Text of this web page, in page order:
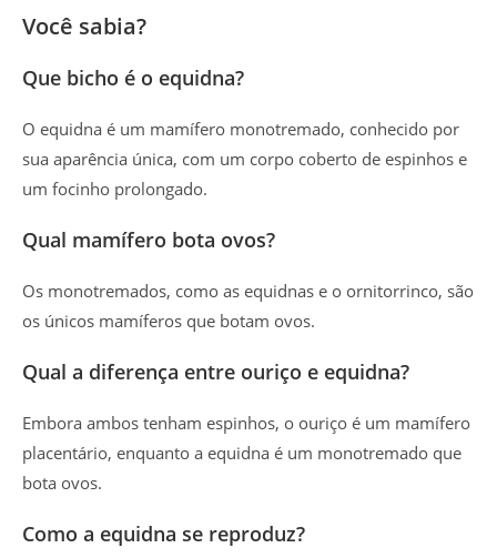
Você sabia?
Que bicho é o equidna?
O equidna é um mamífero monotremado, conhecido por
sua aparência única, com um corpo coberto de espinhos e
um focinho prolongado.
Qual mamífero bota ovos?
Os monotremados, como as equidnas e o ornitorrinco, são
os únicos mamíferos que botam ovos.
Qual a diferença entre ouriço e equidna?
Embora ambos tenham espinhos, o ouriço é um mamífero
placentário, enquanto a equidna é um monotremado que
bota ovos.
Como a equidna se reproduz?